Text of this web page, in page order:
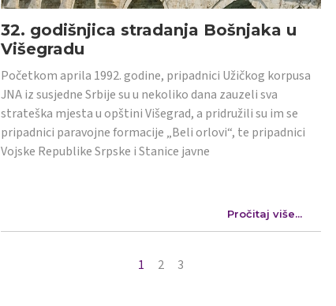
32. godišnjica stradanja Bošnjaka u
Višegradu
Početkom aprila 1992. godine, pripadnici Užičkog korpusa
JNA iz susjedne Srbije su u nekoliko dana zauzeli sva
strateška mjesta u opštini Višegrad, a pridružili su im se
pripadnici paravojne formacije „Beli orlovi“, te pripadnici
Vojske Republike Srpske i Stanice javne
Pročitaj više...
1 2 3